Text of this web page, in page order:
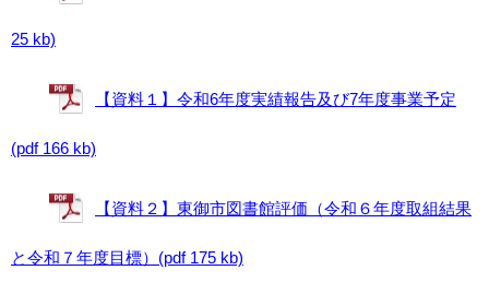
25 kb)
【資料１】令和6年度実績報告及び7年度事業予定
(pdf 166 kb)
【資料２】東御市図書館評価（令和６年度取組結果
と令和７年度目標）(pdf 175 kb)